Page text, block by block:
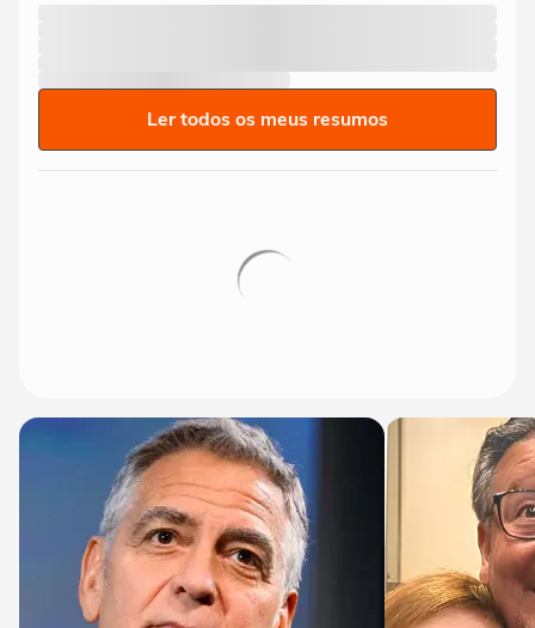
Ler todos os meus resumos